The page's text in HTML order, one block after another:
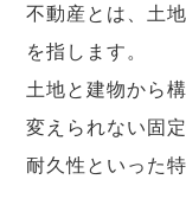
不動産とは、土
を指します。
土地と建物から
変えられない固
耐久性といった